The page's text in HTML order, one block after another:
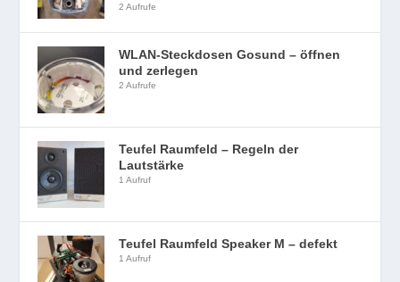
2 Aufrufe
WLAN-Steckdosen Gosund – öffnen
und zerlegen
2 Aufrufe
Teufel Raumfeld – Regeln der
Lautstärke
1 Aufruf
Teufel Raumfeld Speaker M – defekt
1 Aufruf